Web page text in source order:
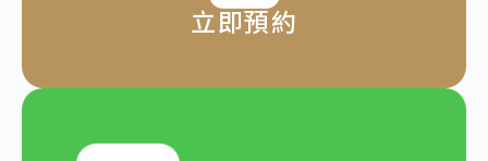
立即預約